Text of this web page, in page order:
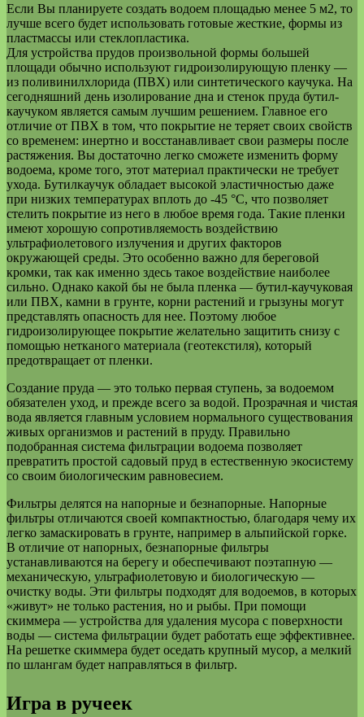
Если Вы планируете создать водоем площадью менее 5 м2, то
лучше всего будет использовать готовые жесткие, формы из
пластмассы или стеклопластика.
Для устройства прудов произвольной формы большей
площади обычно используют гидроизолирующую пленку —
из поливинилхлорида (ПВХ) или синтетического каучука. На
сегодняшний день изолирование дна и стенок пруда бутил-
каучуком является самым лучшим решением. Главное его
отличие от ПВХ в том, что покрытие не теряет своих свойств
со временем: инертно и восстанавливает свои размеры после
растяжения. Вы достаточно легко сможете изменить форму
водоема, кроме того, этот материал практически не требует
ухода. Бутилкаучук обладает высокой эластичностью даже
при низких температурах вплоть до -45 °С, что позволяет
стелить покрытие из него в любое время года. Такие пленки
имеют хорошую сопротивляемость воздействию
ультрафиолетового излучения и других факторов
окружающей среды. Это особенно важно для береговой
кромки, так как именно здесь такое воздействие наиболее
сильно. Однако какой бы не была пленка — бутил-каучуковая
или ПВХ, камни в грунте, корни растений и грызуны могут
представлять опасность для нее. Поэтому любое
гидроизолирующее покрытие желательно защитить снизу с
помощью нетканого материала (геотекстиля), который
предотвращает от пленки.
Создание пруда — это только первая ступень, за водоемом
обязателен уход, и прежде всего за водой. Прозрачная и чистая
вода является главным условием нормального существования
живых организмов и растений в пруду. Правильно
подобранная система фильтрации водоема позволяет
превратить простой садовый пруд в естественную экосистему
со своим биологическим равновесием.
Фильтры делятся на напорные и безнапорные. Напорные
фильтры отличаются своей компактностью, благодаря чему их
легко замаскировать в грунте, например в альпийской горке.
В отличие от напорных, безнапорные фильтры
устанавливаются на берегу и обеспечивают поэтапную —
механическую, ультрафиолетовую и биологическую —
очистку воды. Эти фильтры подходят для водоемов, в которых
«живут» не только растения, но и рыбы. При помощи
скиммера — устройства для удаления мусора с поверхности
воды — система фильтрации будет работать еще эффективнее.
На решетке скиммера будет оседать крупный мусор, а мелкий
по шлангам будет направляться в фильтр.
Игра в ручеек